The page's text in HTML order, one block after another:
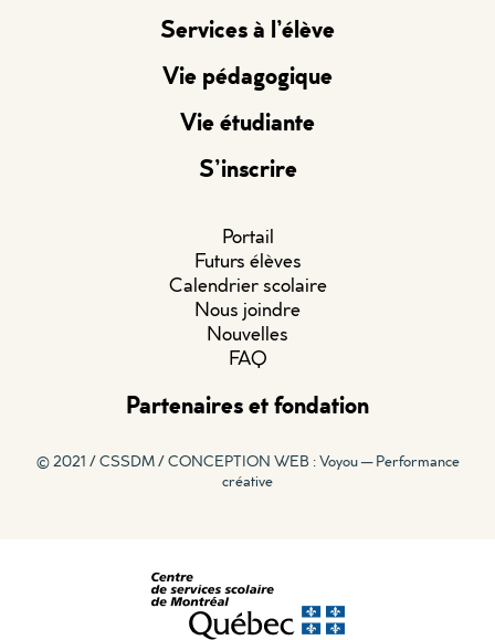
Services à l’élève
Vie pédagogique
Vie étudiante
S’inscrire
Portail
Futurs élèves
Calendrier scolaire
Nous joindre
Nouvelles
FAQ
Partenaires et fondation
© 2021 / CSSDM /CONCEPTION WEB : Voyou — Performance
créative